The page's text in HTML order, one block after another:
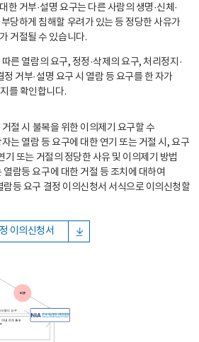
한 거부·설명 요구는 다른 사람의 생명·신체·
당하게 침해할 우려가 있는 등 정당한 사유가
거절될 수 있습니다.
른 열람의 요구, 정정·삭제의 요구, 처리정지·
거부·설명 요구 시 열람 등 요구를 한 자가
를 확인합니다.
절 시 불복을 위한 이의제기 요구할 수
는 열람 등 요구에 대한 연기 또는 거절 시, 요구
기 또는 거절의 정당한 사유 및 이의제기 방법
람등 요구에 대한 거절 등 조치에 대하여
등 요구 결정 이의신청서 서식으로 이의신청할
이의신청서